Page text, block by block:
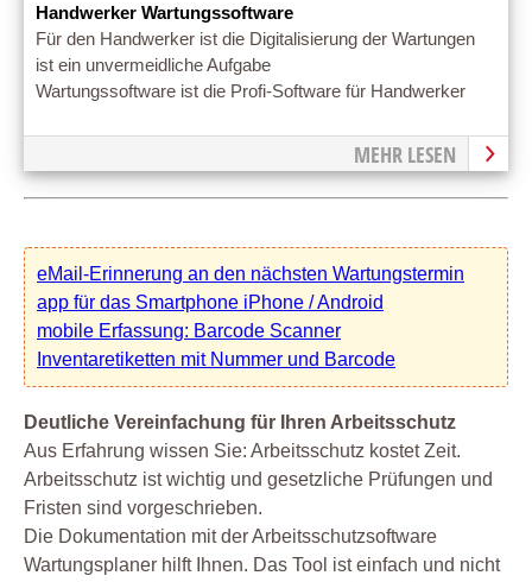
Handwerker Wartungssoftware
Für den Handwerker ist die Digitalisierung der Wartungen
ist ein unvermeidliche Aufgabe
Wartungssoftware ist die Profi-Software für Handwerker
MEHR LESEN
eMail-Erinnerung an den nächsten Wartungstermin
app für das Smartphone iPhone / Android
mobile Erfassung: Barcode Scanner
Inventaretiketten mit Nummer und Barcode
Deutliche Vereinfachung für Ihren Arbeitsschutz
Aus Erfahrung wissen Sie: Arbeitsschutz kostet Zeit.
Arbeitsschutz ist wichtig und gesetzliche Prüfungen und
Fristen sind vorgeschrieben.
Die Dokumentation mit der Arbeitsschutzsoftware
Wartungsplaner hilft Ihnen. Das Tool ist einfach und nicht